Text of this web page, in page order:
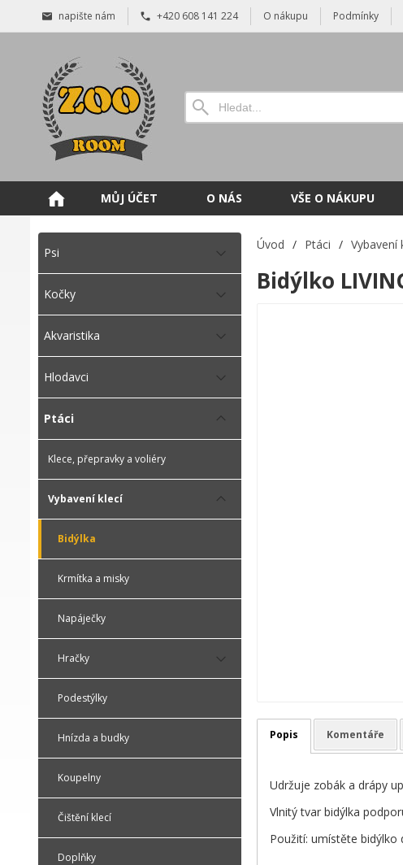
napište nám +420 608 141 224 O nákupu Podmínky
MŮJ ÚČET O NÁS VŠE O NÁKUPU
Psi
Kočky
Akvaristika
Hlodavci
Ptáci
Klece, přepravky a voliéry
Vybavení klecí
Bidýlka
Krmítka a misky
Napáječky
Hračky
Podestýlky
Hnízda a budky
Koupelny
Čištění klecí
Doplňky
Úvod / Ptáci / Vybavení
Bidýlko
Popis Komentáře
Udržuje zobák a drápy
Vlnitý tvar bidýlka
Použití: umístěte bidýlko